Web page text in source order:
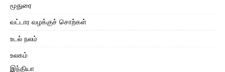
மூதுரை
வட்டார வழக்குச் சொற்கள்
உடல் நலம்
உலகம்
இந்தியா